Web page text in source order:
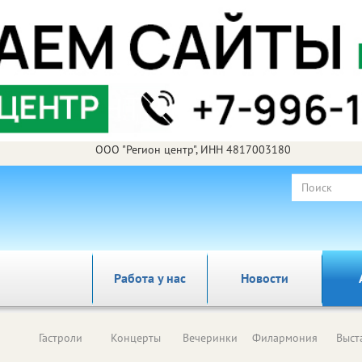
ООО "Регион центр", ИНН 4817003180
Работа у нас Новости
Гастроли Концерты Вечеринки Филармония